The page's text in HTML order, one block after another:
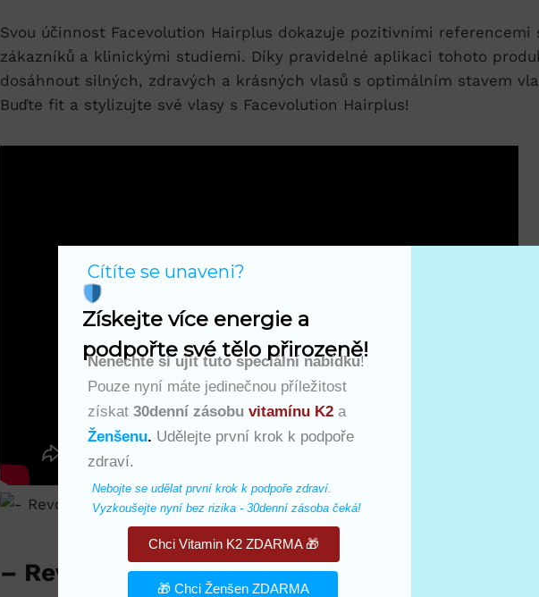
Svou účinnost Facevolution Hairplus dokazuje pozitivními referencemi
zákazníků a klinickými studiemi. Díky pravidelné aplikaci tohoto
dosáhnout silných, zdravých a krásných vlasů s optimálním stavem
Buďte fit a stylizujte své vlasy s Facevolution Hairplus!
– Revoluční ingredience ve složení
Získejte více energie a
podpořte své tělo přirozeně!
Nenechte si ujít tuto speciální nabídku!
Pouze nyní máte jedinečnou příležitost
získat 30denní zásobu vitamínu K2a
Ženšenu. Udělejte první krok k podpoře
zdraví.
Cítíte se unaveni?
Nebojte se udělat první krok k podpoře zdraví.
Vyzkoušejte nyní bez rizika - 30denní zásoba čeká!
Chci Vitamin K2 ZDARMA 🎁
🎁 Chci Ženšen ZDARMA